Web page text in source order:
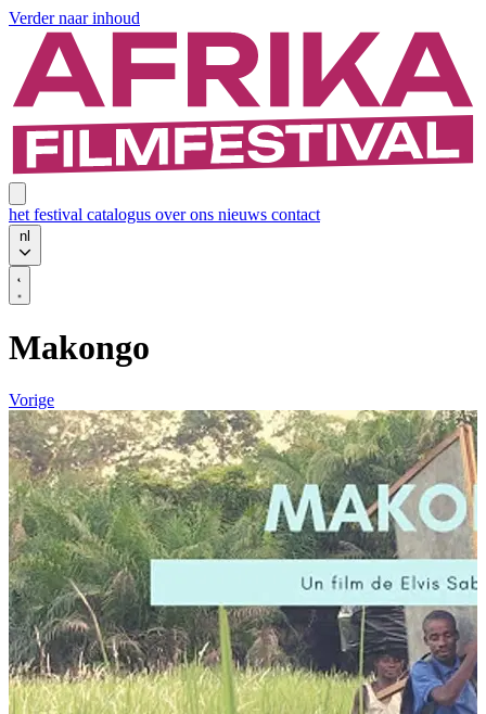
Verder naar inhoud
het festival catalogus over ons nieuws contact
nl
Makongo
Vorige